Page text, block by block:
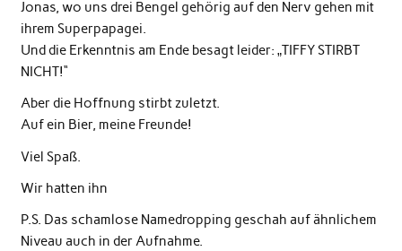
Jonas, wo uns drei Bengel gehörig auf den Nerv gehen mit
ihrem Superpapagei.
Und die Erkenntnis am Ende besagt leider: „TIFFY STIRBT
NICHT!“
Aber die Hoffnung stirbt zuletzt.
Auf ein Bier, meine Freunde!
Viel Spaß.
Wir hatten ihn
P.S. Das schamlose Namedropping geschah auf ähnlichem
Niveau auch in der Aufnahme.